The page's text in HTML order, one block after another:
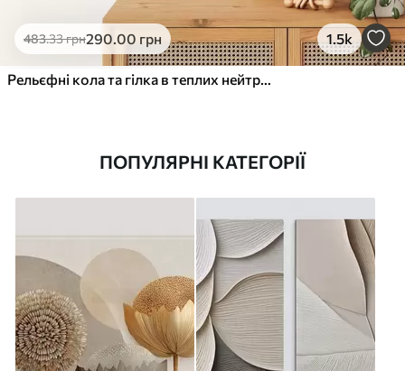
483.33грн290.00 грн 1.5k
Рельєфні кола та гілка в теплих нейтральних тонах
ПОПУЛЯРНІ КАТЕГОРІЇ